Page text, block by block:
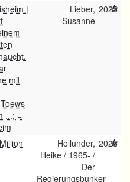
|
mit
...; =
Lieber,
Susanne
2025
Hollunder,
Heike / 1965- /
Der
Regierungsbunker
2025